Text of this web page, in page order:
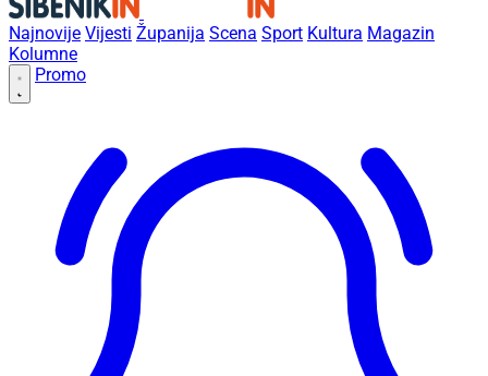
Najnovije Vijesti Županija Scena Sport Kultura Magazin
Kolumne
Promo